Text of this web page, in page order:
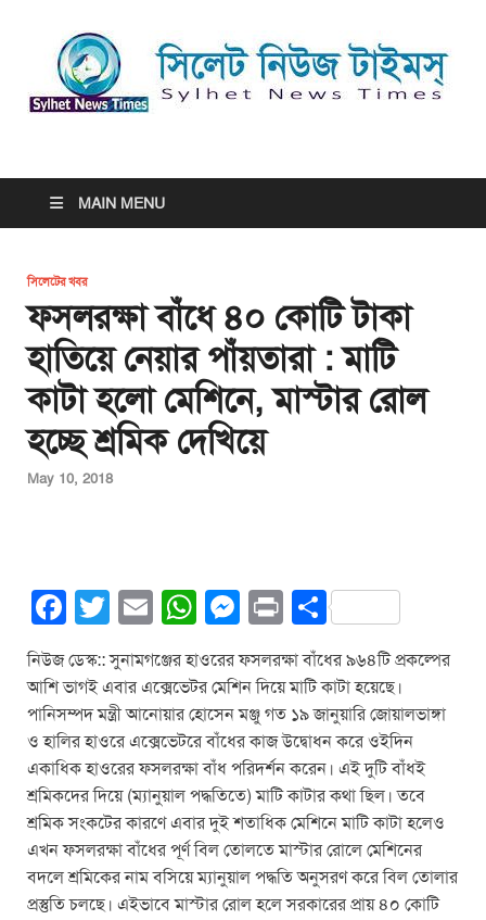
সিলেট নিউজ টাইমস্ | Sylhet
News Times
MAIN MENU
সিলেটের খবর
ফসলরক্ষা বাঁধে ৪০ কোটি টাকা
হাতিয়ে নেয়ার পাঁয়তারা : মাটি
কাটা হলো মেশিনে, মাস্টার রোল
হচ্ছে শ্রমিক দেখিয়ে
May 10, 2018
F
a
c
e
b
o
o
k
T
wi
tt
er
E
ail
W
at
s
A
p
p
M
ss
e
n
g
er
Pr
in
t
S
ar
e
নিউজ ডেস্ক:: সুনামগঞ্জের হাওরের ফসলরক্ষা বাঁধের ৯৬৪টি প্রকল্পের
আশি ভাগই এবার এক্সেভেটর মেশিন দিয়ে মাটি কাটা হয়েছে।
পানিসম্পদ মন্ত্রী আনোয়ার হোসেন মঞ্জু গত ১৯ জানুয়ারি জোয়ালভাঙ্গা
ও হালির হাওরে এক্সেভেটরে বাঁধের কাজ উদ্বোধন করে ওইদিন
একাধিক হাওরের ফসলরক্ষা বাঁধ পরিদর্শন করেন। এই দুটি বাঁধই
শ্রমিকদের দিয়ে (ম্যানুয়াল পদ্ধতিতে) মাটি কাটার কথা ছিল। তবে
শ্রমিক সংকটের কারণে এবার দুই শতাধিক মেশিনে মাটি কাটা হলেও
এখন ফসলরক্ষা বাঁধের পূর্ণ বিল তোলতে মাস্টার রোলে মেশিনের
বদলে শ্রমিকের নাম বসিয়ে ম্যানুয়াল পদ্ধতি অনুসরণ করে বিল তোলার
প্রস্তুতি চলছে। এইভাবে মাস্টার রোল হলে সরকারের প্রায় ৪০ কোটি